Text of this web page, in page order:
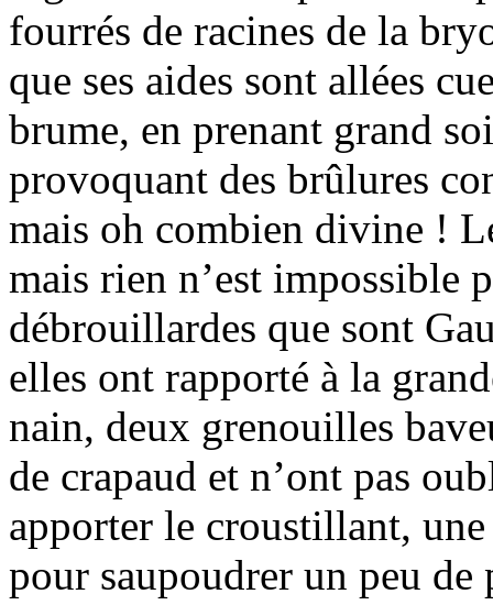
fourrés de racines de la
que ses aides sont allées
brume, en prenant grand
provoquant des brûlures
mais oh combien divine !
mais rien n’est impossible
débrouillardes que sont
elles ont rapporté à la
nain, deux grenouilles
de crapaud et n’ont pas
apporter le croustillant,
pour saupoudrer un peu